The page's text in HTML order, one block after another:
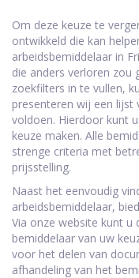
Om deze keuze te
ontwikkeld die kan
arbeidsbemiddelaar in
die anders verloren zou
zoekfilters in te vullen,
presenteren wij een lijst
voldoen. Hierdoor kunt
keuze maken. Alle
strenge criteria met
prijsstelling.
Naast het eenvoudig
arbeidsbemiddelaar,
Via onze website kunt
bemiddelaar van uw
voor het delen van
afhandeling van het